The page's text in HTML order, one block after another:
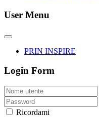
User Menu
PRIN INSPIRE
Login Form
Ricordami